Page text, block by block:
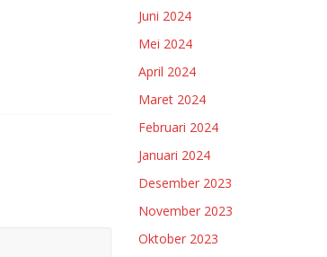
Juni 2024
Mei 2024
April 2024
Maret 2024
Februari 2024
Januari 2024
Desember 2023
November 2023
Oktober 2023